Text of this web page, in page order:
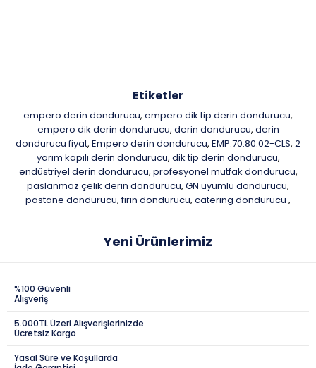
Etiketler
empero derin dondurucu, empero dik tip derin dondurucu,
empero dik derin dondurucu, derin dondurucu, derin
dondurucu fiyat, Empero derin dondurucu, EMP.70.80.02-CLS, 2
yarım kapılı derin dondurucu, dik tip derin dondurucu,
endüstriyel derin dondurucu, profesyonel mutfak dondurucu,
paslanmaz çelik derin dondurucu, GN uyumlu dondurucu,
pastane dondurucu, fırın dondurucu, catering dondurucu ,
Yeni Ürünlerimiz
%100 Güvenli
Alışveriş
5.000TL Üzeri Alışverişlerinizde
Ücretsiz Kargo
Yasal Süre ve Koşullarda